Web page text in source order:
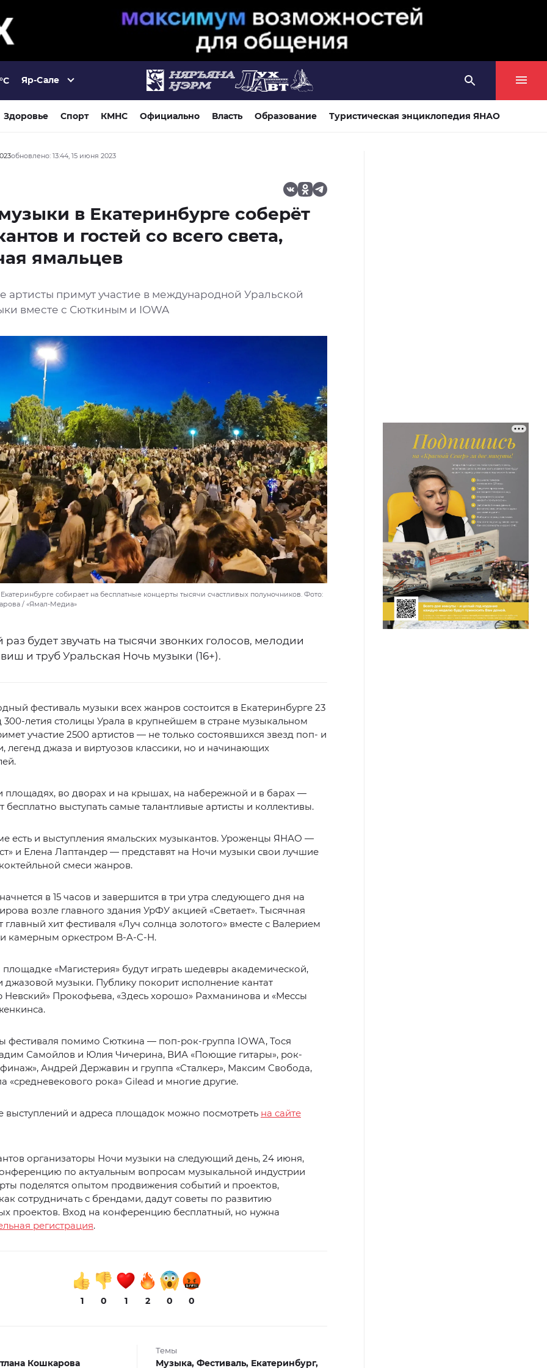
°C Яр-Сале
Здоровье Спорт КМНС Официально Власть Образование Туристическая энциклопедия ЯНАО
обновлено: 13:44, 15 июня 2023
в Екатеринбурге соберёт
и гостей со всего света,
ямальцев
артисты примут участие в международной Уральской
вместе с Сюткиным и IOWA
собирает на бесплатные концерты тысячи счастливых полуночников. Фото:
/ «Ямал-Медиа»
будет звучать на тысячи звонких голосов, мелодии
и труб Уральская Ночь музыки (16+).
фестиваль музыки всех жанров состоится в Екатеринбурге 23
300-летия столицы Урала в крупнейшем в стране музыкальном
участие 2500 артистов — не только состоявшихся звезд поп- и
легенд джаза и виртуозов классики, но и начинающих
площадях, во дворах и на крышах, на набережной и в барах —
бесплатно выступать самые талантливые артисты и коллективы.
есть и выступления ямальских музыкантов. Уроженцы ЯНАО —
и Елена Лаптандер — представят на Ночи музыки свои лучшие
смеси жанров.
в 15 часов и завершится в три утра следующего дня на
возле главного здания УрФУ акцией «Светает». Тысячная
главный хит фестиваля «Луч солнца золотого» вместе с Валерием
камерным оркестром B-A-C-H.
«Магистерия» будут играть шедевры академической,
джазовой музыки. Публику покорит исполнение кантат
Невский» Прокофьева, «Здесь хорошо» Рахманинова и «Мессы
фестиваля помимо Сюткина — поп-рок-группа IOWA, Тося
Самойлов и Юлия Чичерина, ВИА «Поющие гитары», рок-
Андрей Державин и группа «Сталкер», Максим Свобода,
«средневекового рока» Gilead и многие другие.
выступлений и адреса площадок можно посмотреть на сайте
организаторы Ночи музыки на следующий день, 24 июня,
по актуальным вопросам музыкальной индустрии
поделятся опытом продвижения событий и проектов,
сотрудничать с брендами, дадут советы по развитию
проектов. Вход на конференцию бесплатный, но нужна
регистрация.
1 0 1 2 0 0
Кошкарова
Темы
Музыка, Фестиваль, Екатеринбург,